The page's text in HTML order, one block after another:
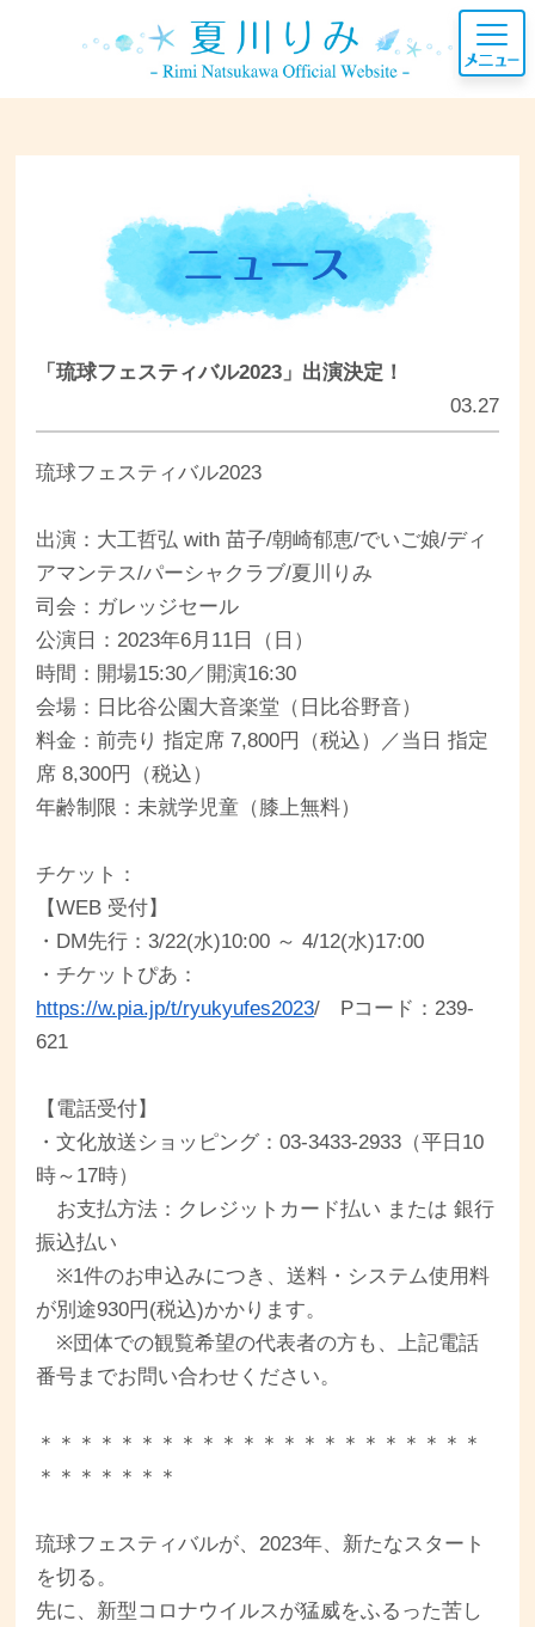
「琉球フェスティバル2023」出演決定！
03.27
琉球フェスティバル2023
出演：大工哲弘 with 苗子/朝崎郁恵/でいご娘/ディ
アマンテス/パーシャクラブ/夏川りみ
司会：ガレッジセール
公演日：2023年6月11日（日）
時間：開場15:30／開演16:30
会場：日比谷公園大音楽堂（日比谷野音）
料金：前売り 指定席 7,800円（税込）／当日 指定
席 8,300円（税込）
年齢制限：未就学児童（膝上無料）
チケット：
【WEB 受付】
・DM先行：3/22(水)10:00 ～ 4/12(水)17:00
・チケットぴあ：
https://w.pia.jp/t/ryukyufes2023/ Pコード：239-
621
【電話受付】
・文化放送ショッピング：03-3433-2933（平日10
時～17時）
お支払方法：クレジットカード払い または 銀行
振込払い
※1件のお申込みにつき、送料・システム使用料
が別途930円(税込)かかります。
※団体での観覧希望の代表者の方も、上記電話
番号までお問い合わせください。
＊＊＊＊＊＊＊＊＊＊＊＊＊＊＊＊＊＊＊＊＊＊
＊＊＊＊＊＊＊
琉球フェスティバルが、2023年、新たなスタート
を切る。
先に、新型コロナウイルスが猛威をふるった苦し